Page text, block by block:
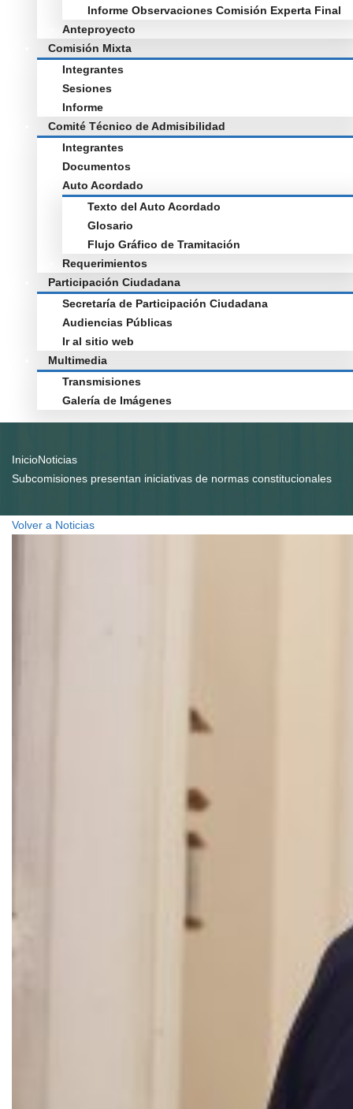
Informe Observaciones Comisión Experta Final
Anteproyecto
Comisión Mixta
Integrantes
Sesiones
Informe
Comité Técnico de Admisibilidad
Integrantes
Documentos
Auto Acordado
Texto del Auto Acordado
Glosario
Flujo Gráfico de Tramitación
Requerimientos
Participación Ciudadana
Secretaría de Participación Ciudadana
Audiencias Públicas
Ir al sitio web
Multimedia
Transmisiones
Galería de Imágenes
InicioNoticias
Subcomisiones presentan iniciativas de normas constitucionales
Volver a Noticias